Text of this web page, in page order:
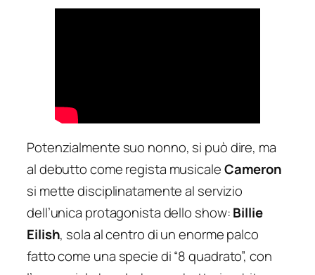
Potenzialmente suo nonno, si può dire, ma
al debutto come regista musicaleCameron
si mette disciplinatamente al servizio
dell’unica protagonista dello show:Billie
Eilish, sola al centro di un enorme palco
fatto come una specie di “8 quadrato”, con